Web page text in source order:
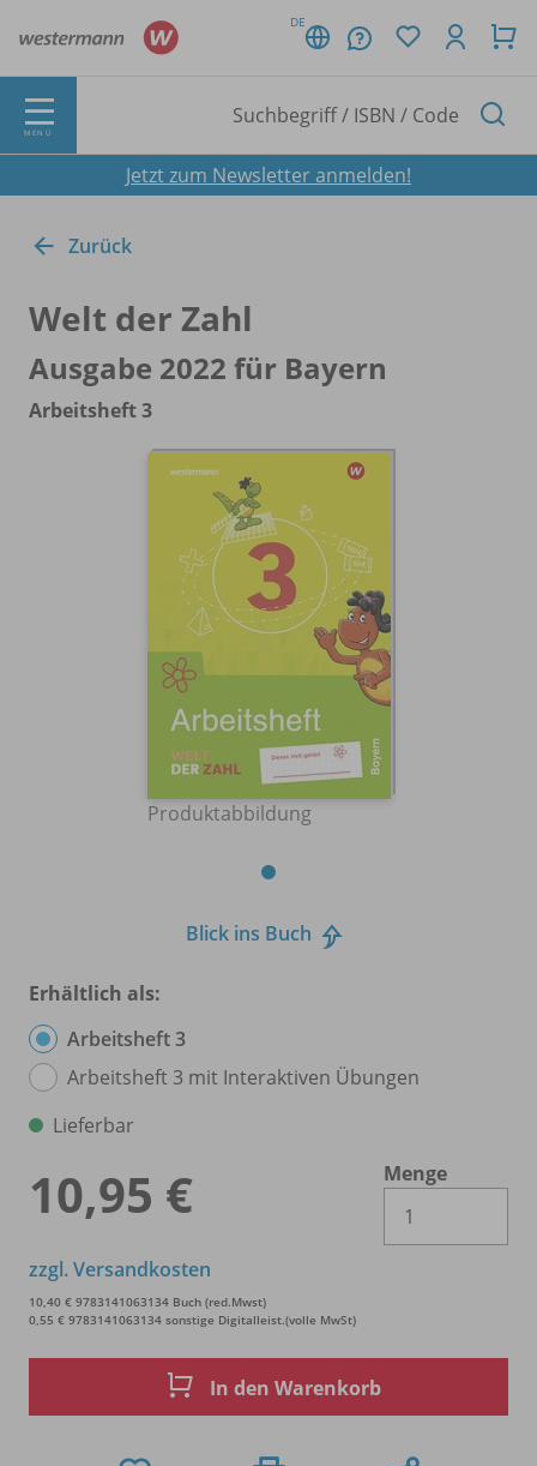
DE
MENÜ
Jetzt zum Newsletter anmelden!
Zurück
Welt der Zahl
Ausgabe 2022 für Bayern
Arbeitsheft 3
Produktabbildung
Blick ins Buch
Erhältlich als:
Arbeitsheft 3
Arbeitsheft 3 mit Interaktiven Übungen
Lieferbar
10,95 €
Menge
zzgl. Versandkosten
10,40 € 9783141063134 Buch (red.Mwst)
0,55 € 9783141063134 sonstige Digitalleist.(volle MwSt)
In den Warenkorb